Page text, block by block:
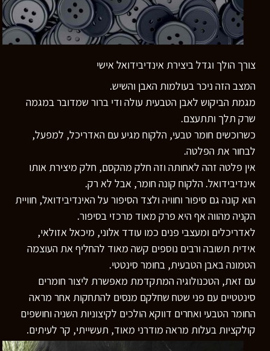
צורך הולך וגדל ביצירת אינדיבידואל אישי
המצב הזה ניכר בעולמות האבן והשיש.
מגמת הביקוש לאבן הטבעית עולה ודי ברור שמדובר במגמה
שרק תלך ותתעצם.
כשרוכשים חומר טבעי, הלקוח מגיע עם האדריכל, למפעל,
לבחור את הפלטה.
אין פלטה זהה לאחותה וזה חלק מהקסם, חלק מיצירת אותו
אינדיבידואל. הלקוח קונה חומר, אבל לא רק.
הוא קונה גם סיפור וחוויה ולצד הסיפור על האינדיבידואל, חוויית
הקניה מהווה אף היא פרק מאוד מרכזי בסיפור.
לאדריכלים ומעצבי פנים כמו עודד אלוני, מיכאל אזולאי,
אידית תשובה ורבים נוספים קשה מאוד להחליף את העוצמה
הטמונה באבן הטבעית, בחומר סינטטי.
עם זאת, הטכנולוגיה המתקדמת מאפשרת ליצור חומרים
סינטטיים עם פני שטח שחלקם מנסים להתחקות אחר מראה
החומר הטבעי ואחרים דווקא הולכים לקיצוניות השניה וחושפים
קולקציות בעלות מראה מודרני מאוד, תעשייתי, קר לעיתים.